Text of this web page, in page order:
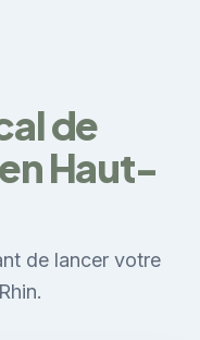
de
Haut-
de lancer votre